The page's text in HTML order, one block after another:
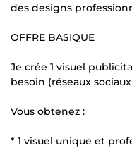
des designs
OFFRE BASIQUE
Je crée 1 visuel
besoin (réseaux
Vous obtenez :
* 1 visuel unique et